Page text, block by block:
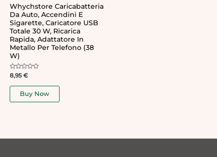
Whychstore Caricabatteria
Da Auto, Accendini E
Sigarette, Caricatore USB
Totale 30 W, Ricarica
Rapida, Adattatore In
Metallo Per Telefono (38
W)
Rated
out
8,95 €
Buy Now